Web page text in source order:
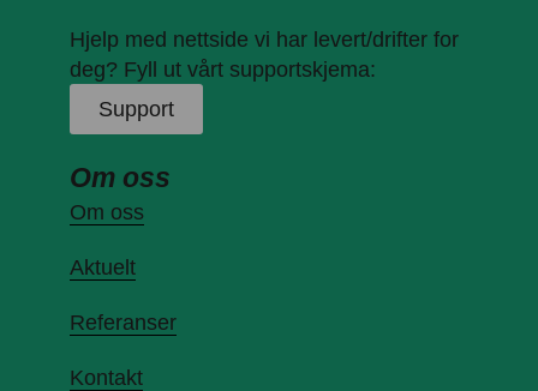
Hjelp med nettside vi har levert/drifter for
deg? Fyll ut vårt supportskjema:
Support
Om oss
Om oss
Aktuelt
Referanser
Kontakt